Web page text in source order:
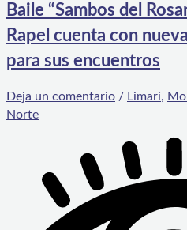
Baile “Sambos del
Rapel cuenta con
para sus encuentros
Deja un comentario / Limarí,
Norte